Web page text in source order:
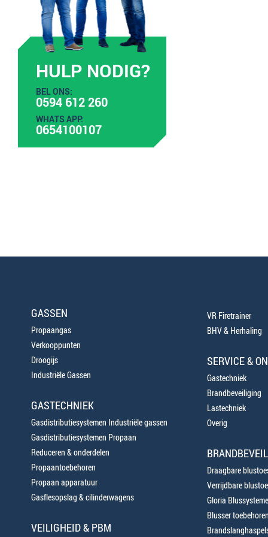
HULP NODIG?
BEL ONS:
0594 612 260
WHATS APP:
0654100107
GASSEN
Propaangas
Verkooppunten
Droogijs
Industriële Gassen
GASTECHNIEK
Gasdistributiesystemen Industriële gassen
Gasdistributiesystemen Propaan
Reduceren & onderdelen
Propaantoebehoren
Propaan apparatuur
Gasflesopslag & cilinderwagens
VEILIGHEID & PBM
VR Firetrainer
BHV & Herhaling
SERVICE &
Gastechniek
Brandbeveiliging
Lastechniek
Overig
Draagbare
Verrijdbare
Gloria
Blusser toebehoren